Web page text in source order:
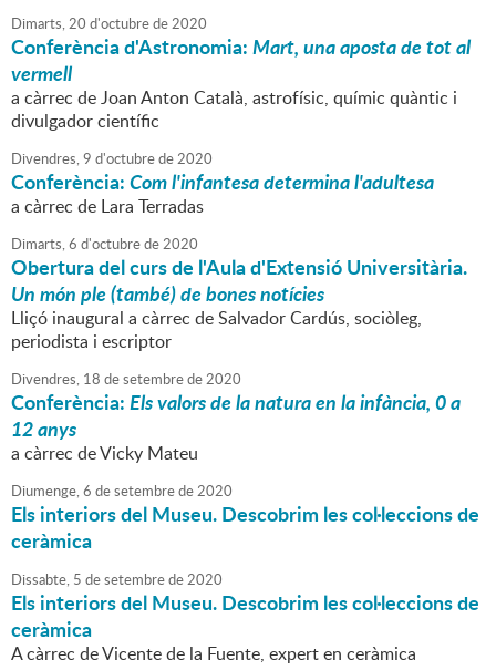
Dimarts,20 d'octubrede2020
Conferència d'Astronomia:Mart, una aposta de tot al
vermell
a càrrec de Joan Anton Català, astrofísic, químic quàntic i
divulgador científic
Divendres,9 d'octubrede2020
Conferència:Com l'infantesa determina l'adultesa
a càrrec de Lara Terradas
Dimarts,6 d'octubrede2020
Obertura del curs de l'Aula d'Extensió Universitària.
Un món ple (també) de bones notícies
Lliçó inaugural a càrrec de Salvador Cardús, sociòleg,
periodista i escriptor
Divendres, 18 desetembrede2020
Conferència:Els valors de la natura en la infància, 0 a
12 anys
a càrrec de Vicky Mateu
Diumenge,6 desetembrede2020
Els interiors del Museu. Descobrim les col·leccions de
ceràmica
Dissabte, 5 desetembrede2020
Els interiors del Museu. Descobrim les col·leccions de
ceràmica
A càrrec de Vicente de la Fuente, expert en ceràmica